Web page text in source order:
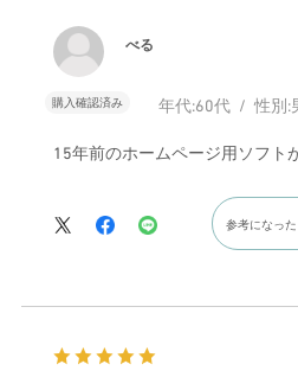
べる
購入確認済み 年代:60代 性別:
15年前のホームページ用ソフト
参考になった